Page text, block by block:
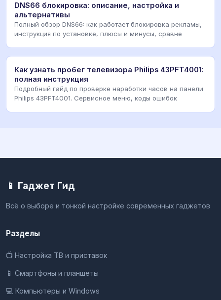
DNS66 блокировка: описание, настройка и
альтернативы
Полный обзор DNS66: как работает блокировка рекламы,
инструкция по установке, плюсы и минусы, сравне
Как узнать пробег телевизора Philips 43PFT4001:
полная инструкция
Подробный гайд по проверке наработки часов на панели
Philips 43PFT4001. Сервисное меню, коды ошибок
📱 Гаджет Гид
Всё о выборе и тонкой настройке современных гаджетов
Разделы
📺 Настройка ТВ и приставок
📱 Смартфоны и планшеты
💻 Компьютеры и Windows